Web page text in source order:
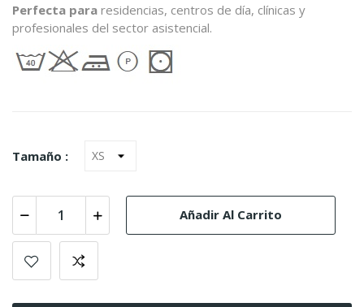
Perfecta para residencias, centros de día, clínicas y
profesionales del sector asistencial.
Tamaño :
Añadir Al Carrito